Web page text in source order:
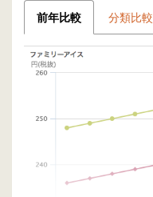
前年比較 分類比較